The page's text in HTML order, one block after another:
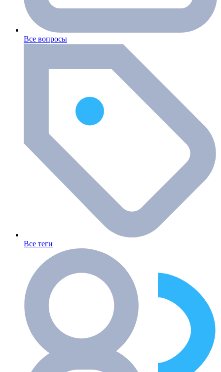
Все вопросы
Все теги